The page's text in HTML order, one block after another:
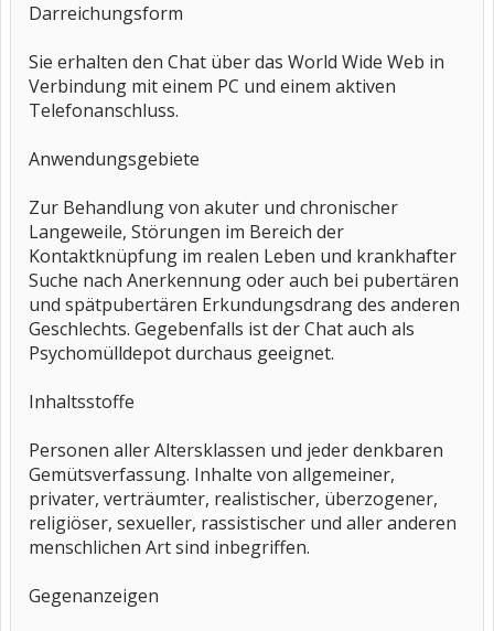
Darreichungsform
Sie erhalten den Chat über das World Wide Web in
Verbindung mit einem PC und einem aktiven
Telefonanschluss.
Anwendungsgebiete
Zur Behandlung von akuter und chronischer
Langeweile, Störungen im Bereich der
Kontaktknüpfung im realen Leben und krankhafter
Suche nach Anerkennung oder auch bei pubertären
und spätpubertären Erkundungsdrang des anderen
Geschlechts. Gegebenfalls ist der Chat auch als
Psychomülldepot durchaus geeignet.
Inhaltsstoffe
Personen aller Altersklassen und jeder denkbaren
Gemütsverfassung. Inhalte von allgemeiner,
privater, verträumter, realistischer, überzogener,
religiöser, sexueller, rassistischer und aller anderen
menschlichen Art sind inbegriffen.
Gegenanzeigen